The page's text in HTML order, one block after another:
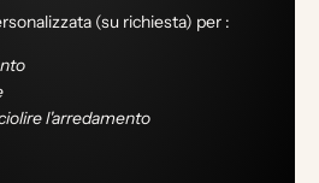
(su richiesta) per :
l'arredamento